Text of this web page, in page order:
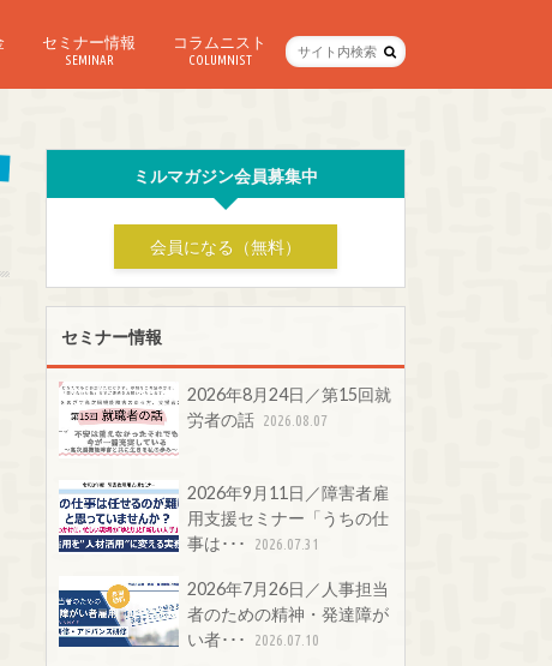
セミナー情報
SEMINAR
コラムニスト
COLUMNIST
ミルマガジン会員募集中
会員になる（無料）
セミナー情報
2026年8月24日／第15回就
労者の話 2026.08.07
2026年9月11日／障害者雇
用支援セミナー「うちの仕
事は･･･
2026.07.31
2026年7月26日／人事担当
者のための精神・発達障が
い者･･･
2026.07.10